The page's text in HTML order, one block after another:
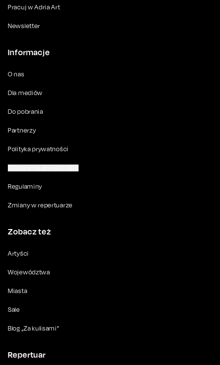
Pracuj w Adria Art
Newsletter
Informacje
O nas
Dla mediów
Do pobrania
Partnerzy
Polityka prywatności
Regulaminy
Zmiany w repertuarze
Zobacz też
Artyści
Województwa
Miasta
Sale
Blog „Za kulisami”
Repertuar